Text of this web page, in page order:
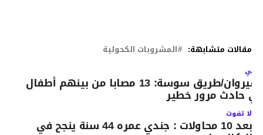
مقالات متشابهة: المشروبات الكحولية
القيروان/طريق سوسة: 13 مصابا من بينهم أطفال
حادث مرور خطير
لا تفوت
بعد 10 محاولات : جندي عمره 44 سنة ينجح في